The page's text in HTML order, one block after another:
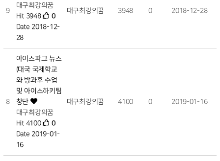
9
대구최강의꿈
Hit 3948
0
Date 2018-12-
28
대구최강의꿈 3948 0 2018-12-28
8
아이스파크 뉴스
(대국 국제학교
와 방과후 수업
및 아이스하키팀
창단
대구최강의꿈
Hit 4100
0
Date 2019-01-
16
대구최강의꿈 4100 0 2019-01-16